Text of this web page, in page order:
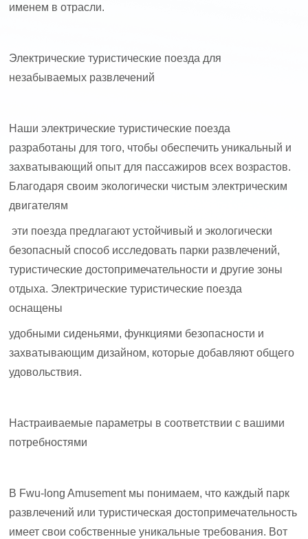
именем в отрасли.
Электрические туристические поезда для
незабываемых развлечений
Наши электрические туристические поезда
разработаны для того, чтобы обеспечить уникальный и
захватывающий опыт для пассажиров всех возрастов.
Благодаря своим экологически чистым электрическим
двигателям
эти поезда предлагают устойчивый и экологически
безопасный способ исследовать парки развлечений,
туристические достопримечательности и другие зоны
отдыха. Электрические туристические поезда
оснащены
удобными сиденьями, функциями безопасности и
захватывающим дизайном, которые добавляют общего
удовольствия.
Настраиваемые параметры в соответствии с вашими
потребностями
В Fwu-long Amusement мы понимаем, что каждый парк
развлечений или туристическая достопримечательность
имеет свои собственные уникальные требования. Вот